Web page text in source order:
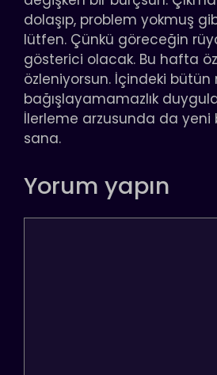
dolaşıp, problem yokmuş
lütfen. Çünkü göreceğin
gösterici olacak. Bu hafta
özleniyorsun. İçindeki
bağışlayamamazlık
İlerleme arzusunda da yeni
sana.
Yorum yapın